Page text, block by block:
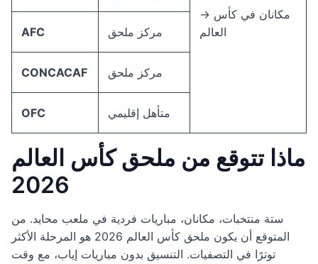
→ مكانان في كأس
العالم
AFC مركز ملحق
CONCACAF مركز ملحق
OFC متأهل إقليمي
ماذا تتوقع من ملحق كأس العالم
2026
ستة منتخبات، مكانان، مباريات فردية في ملعب محايد. من
المتوقع أن يكون ملحق كأس العالم 2026 هو المرحلة الأكثر
توترًا في التصفيات. التنسيق بدون مباريات إياب، مع وقت